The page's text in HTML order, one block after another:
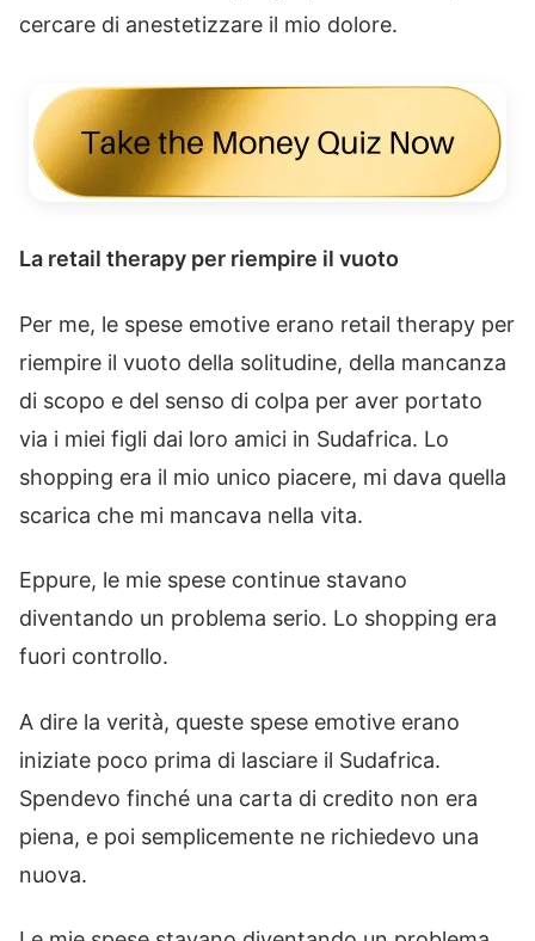
cercare di anestetizzare il mio dolore.
La retail therapy per riempire il vuoto
Per me, le spese emotive erano retail therapy per
riempire il vuoto della solitudine, della mancanza
di scopo e del senso di colpa per aver portato
via i miei figli dai loro amici in Sudafrica. Lo
shopping era il mio unico piacere, mi dava quella
scarica che mi mancava nella vita.
Eppure, le mie spese continue stavano
diventando un problema serio. Lo shopping era
fuori controllo.
A dire la verità, queste spese emotive erano
iniziate poco prima di lasciare il Sudafrica.
Spendevo finché una carta di credito non era
piena, e poi semplicemente ne richiedevo una
nuova.